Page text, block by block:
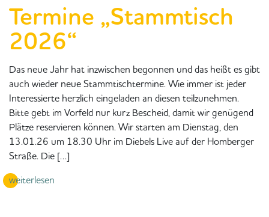
Termine „Stammtisch
2026“
Das neue Jahr hat inzwischen begonnen und das heißt es gibt
auch wieder neue Stammtischtermine. Wie immer ist jeder
Interessierte herzlich eingeladen an diesen teilzunehmen.
Bitte gebt im Vorfeld nur kurz Bescheid, damit wir genügend
Plätze reservieren können. Wir starten am Dienstag, den
13.01.26 um 18.30 Uhr im Diebels Live auf der Homberger
Straße. Die […]
weiterlesen